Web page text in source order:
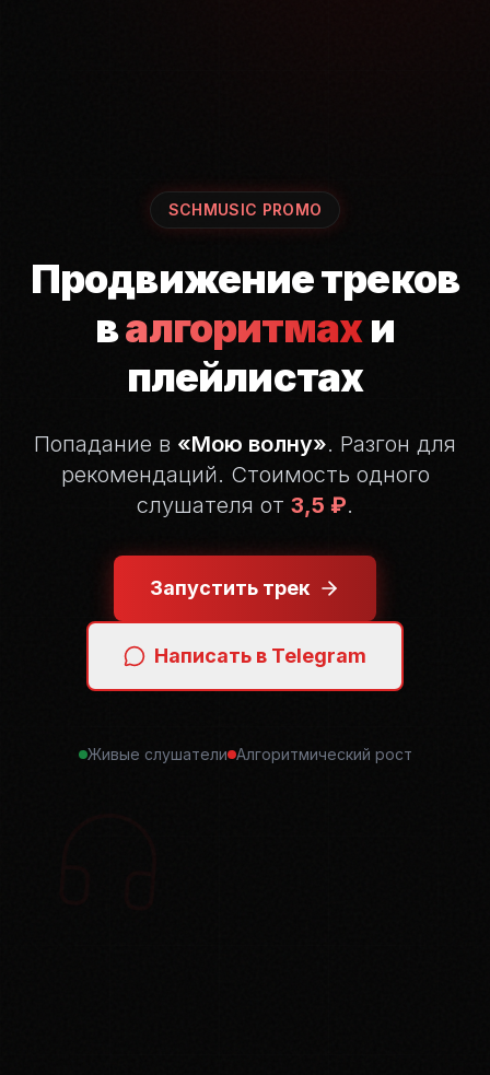
SCHMUSIC PROMO
Продвижение треков
валгоритмахи
плейлистах
Попадание в «Мою волну». Разгон для
рекомендаций. Стоимость одного
слушателя от 3,5 ₽.
Запустить трек
Написать в Telegram
Живые слушатели Алгоритмический рост